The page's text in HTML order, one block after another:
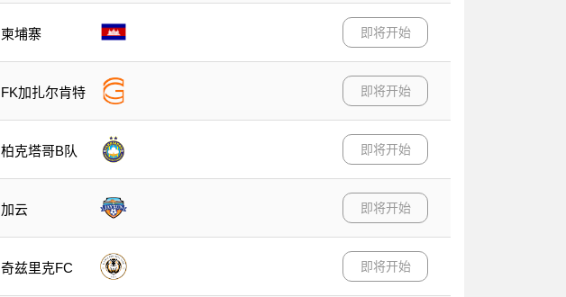
柬埔寨 即将开始
FK加扎尔肯特 即将开始
柏克塔哥B队 即将开始
加云 即将开始
奇兹里克FC 即将开始